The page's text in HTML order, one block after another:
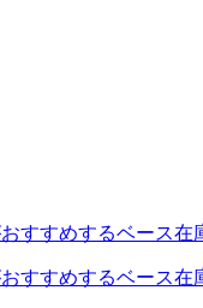
すすめするベース在
すすめするベース在